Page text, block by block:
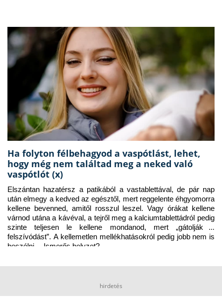
Ha folyton félbehagyod a vaspótlást, lehet,
hogy még nem találtad meg a neked való
vaspótlót (x)
Elszántan hazatérsz a patikából a vastablettával, de pár nap
után elmegy a kedved az egésztől, mert reggelente éhgyomorra
kellene bevenned, amitől rosszul leszel. Vagy órákat kellene
várnod utána a kávéval, a tejről meg a kalciumtablettádról pedig
szinte teljesen le kellene mondanod, mert „gátolják a
felszívódást”. A kellemetlen mellékhatásokról pedig jobb nem is
beszélni… Ismerős helyzet?
hirdetés